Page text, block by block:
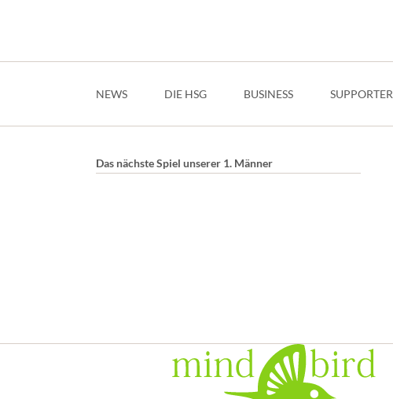
NEWS DIE HSG BUSINESS SUPPORTER
Das nächste Spiel unserer 1. Männer